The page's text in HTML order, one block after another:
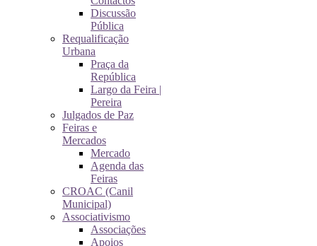
Discussão
Pública
Requalificação
Urbana
Praça da
República
Largo da Feira |
Pereira
Julgados de Paz
Feiras e
Mercados
Mercado
Agenda das
Feiras
CROAC (Canil
Municipal)
Associativismo
Associações
Apoios